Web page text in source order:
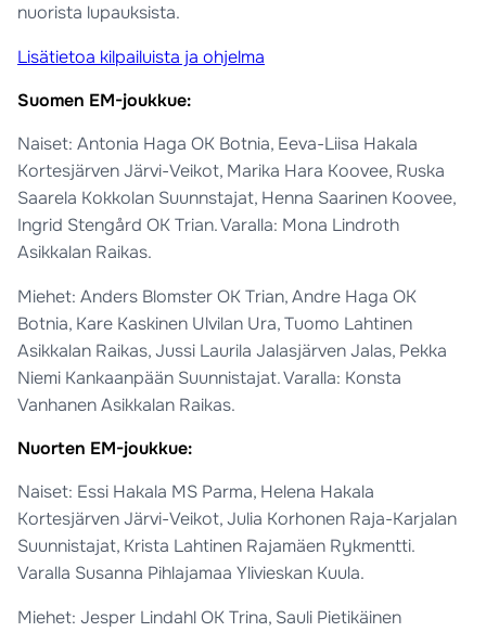
nuorista lupauksista.
Lisätietoa kilpailuista ja ohjelma
Suomen EM-joukkue:
Naiset: Antonia Haga OK Botnia, Eeva-Liisa Hakala
Kortesjärven Järvi-Veikot, Marika Hara Koovee, Ruska
Saarela Kokkolan Suunnstajat, Henna Saarinen Koovee,
Ingrid Stengård OK Trian. Varalla: Mona Lindroth
Asikkalan Raikas.
Miehet: Anders Blomster OK Trian, Andre Haga OK
Botnia, Kare Kaskinen Ulvilan Ura, Tuomo Lahtinen
Asikkalan Raikas, Jussi Laurila Jalasjärven Jalas, Pekka
Niemi Kankaanpään Suunnistajat. Varalla: Konsta
Vanhanen Asikkalan Raikas.
Nuorten EM-joukkue:
Naiset: Essi Hakala MS Parma, Helena Hakala
Kortesjärven Järvi-Veikot, Julia Korhonen Raja-Karjalan
Suunnistajat, Krista Lahtinen Rajamäen Rykmentti.
Varalla Susanna Pihlajamaa Ylivieskan Kuula.
Miehet: Jesper Lindahl OK Trina, Sauli Pietikäinen